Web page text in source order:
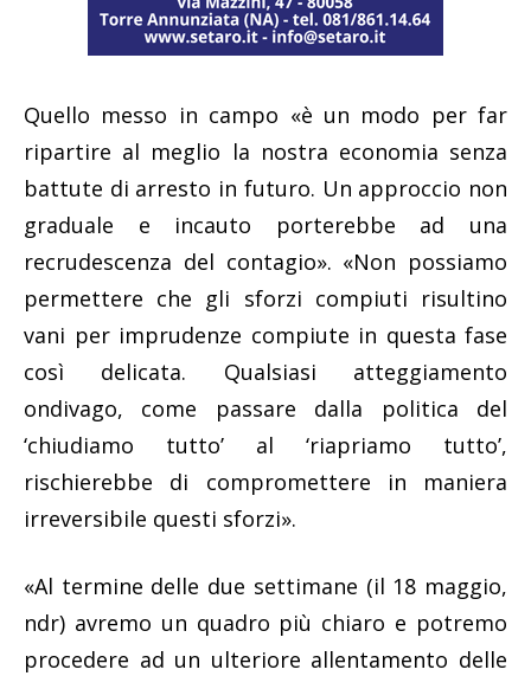
Quello messo in campo «è un modo per far
ripartire al meglio la nostra economia senza
battute di arresto in futuro. Un approccio non
graduale e incauto porterebbe ad una
recrudescenza del contagio». «Non possiamo
permettere che gli sforzi compiuti risultino
vani per imprudenze compiute in questa fase
così delicata. Qualsiasi atteggiamento
ondivago, come passare dalla politica del
‘chiudiamo tutto’ al ‘riapriamo tutto’,
rischierebbe di compromettere in maniera
irreversibile questi sforzi».
«Al termine delle due settimane (il 18 maggio,
ndr) avremo un quadro più chiaro e potremo
procedere ad un ulteriore allentamento delle